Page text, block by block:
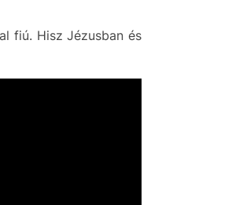
fiú. Hisz Jézusban és